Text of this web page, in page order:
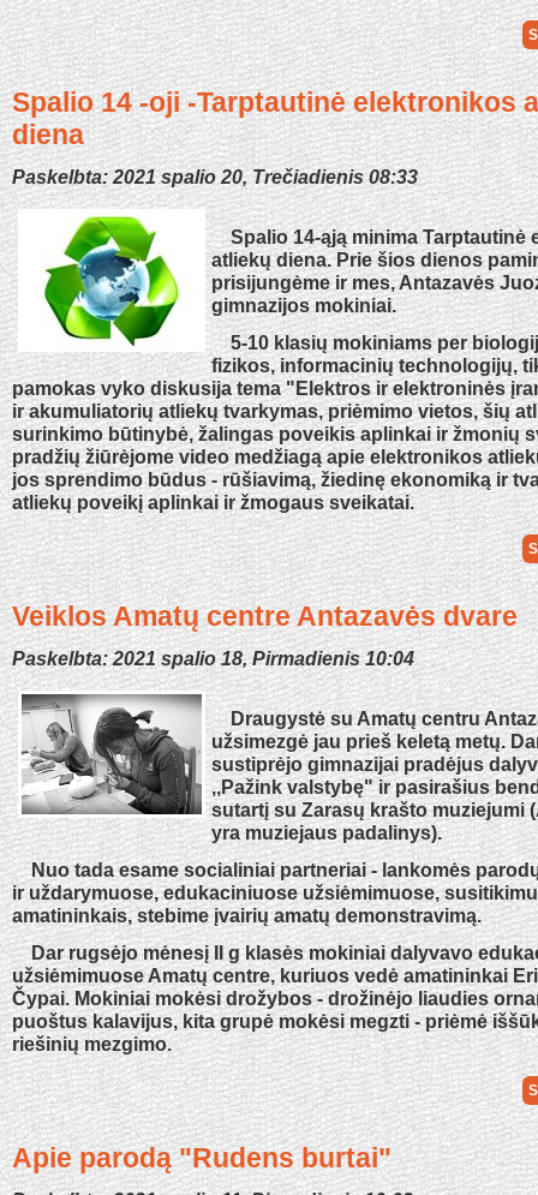
Spalio 14 -oji -Tarptautinė elektronikos
diena
Paskelbta: 2021 spalio 20, Trečiadienis 08:33
Spalio 14-ąją minima Tarptautinė
atliekų diena. Prie šios dienos
prisijungėme ir mes, Antazavės
gimnazijos mokiniai.
5-10 klasių mokiniams per
fizikos, informacinių technologijų,
pamokas vyko diskusija tema "Elektros ir elektroninės
ir akumuliatorių atliekų tvarkymas, priėmimo vietos, šių
surinkimo būtinybė, žalingas poveikis aplinkai ir žmonių
pradžių žiūrėjome video medžiagą apie elektronikos
jos sprendimo būdus - rūšiavimą, žiedinę ekonomiką ir
atliekų poveikį aplinkai ir žmogaus sveikatai.
Veiklos Amatų centre Antazavės dvare
Paskelbta: 2021 spalio 18, Pirmadienis 10:04
Draugystė su Amatų centru
užsimezgė jau prieš keletą metų.
sustiprėjo gimnazijai pradėjus
,,Pažink valstybę" ir pasirašius
sutartį su Zarasų krašto muziejumi
yra muziejaus padalinys).
Nuo tada esame socialiniai partneriai - lankomės
ir uždarymuose, edukaciniuose užsiėmimuose,
amatininkais, stebime įvairių amatų demonstravimą.
Dar rugsėjo mėnesį II g klasės mokiniai dalyvavo
užsiėmimuose Amatų centre, kuriuos vedė amatininkai
Čypai. Mokiniai mokėsi drožybos - drožinėjo liaudies
puoštus kalavijus, kita grupė mokėsi megzti - priėmė
riešinių mezgimo.
Apie parodą "Rudens burtai"